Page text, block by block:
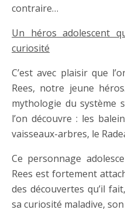
contraire…
Un héros adolescent
curiosité
C’est avec plaisir que
Rees, notre jeune
mythologie du système
l’on découvre : les
vaisseaux-arbres, le
Ce personnage
Rees est fortement
des découvertes qu’il
sa curiosité maladive,